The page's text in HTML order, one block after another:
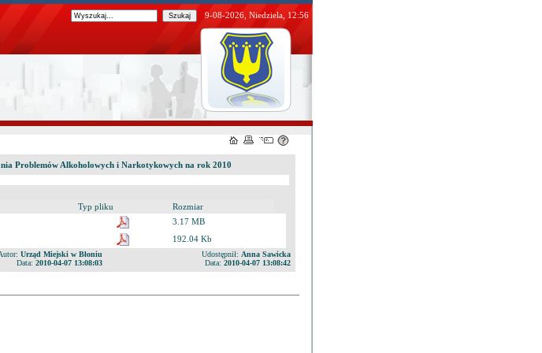
9-08-2026, Niedziela, 12:56
Problemów Alkoholowych i Narkotykowych na rok 2010
Typ pliku
Rozmiar
3.17 MB
192.04 Kb
Urząd Miejski w Błoniu
Data: 2010-04-07 13:08:03
Udostępnił: Anna Sawicka
Data: 2010-04-07 13:08:42